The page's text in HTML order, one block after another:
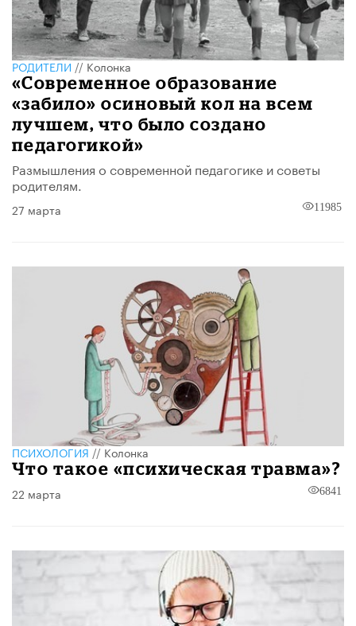
РОДИТЕЛИ//Колонка
«Современное образование
«забило» осиновый кол на всем
лучшем, что было создано
педагогикой»
Размышления о современной педагогике и советы
родителям.
27 марта 11985
ПСИХОЛОГИЯ//Колонка
Что такое «психическая травма»?
22 марта 6841